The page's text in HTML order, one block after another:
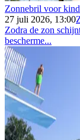
Zonnebril voor
27 juli 2026, 13:00
Zodra de zon
bescherme...